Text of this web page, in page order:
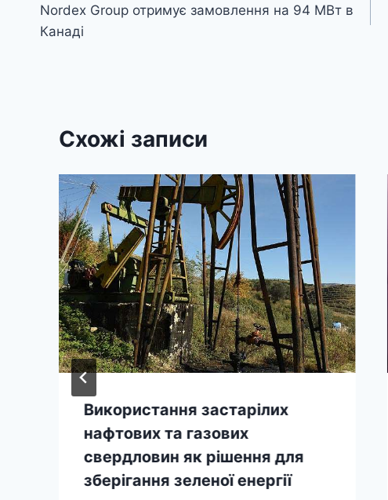
записів
Nordex Group отримує замовлення на 94 МВт в
Канаді
Схожі записи
Використання застарілих
нафтових та газових
свердловин як рішення для
зберігання зеленої енергії